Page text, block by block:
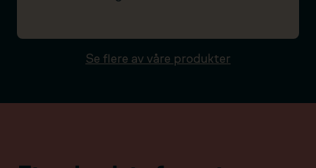
Se flere av våre produkter